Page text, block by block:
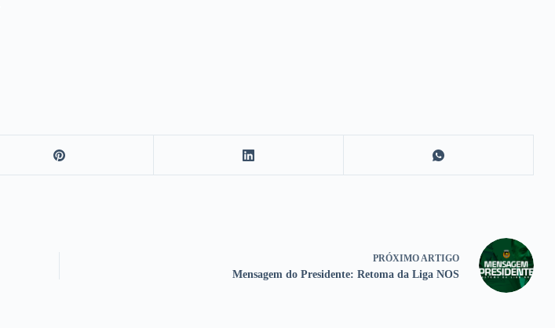
PRÓXIMO ARTIGO
Mensagem do Presidente: Retoma da Liga NOS